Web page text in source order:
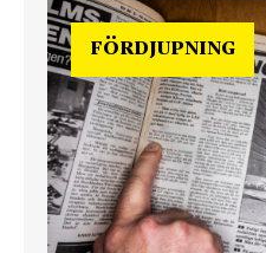
FÖRDJUPNING